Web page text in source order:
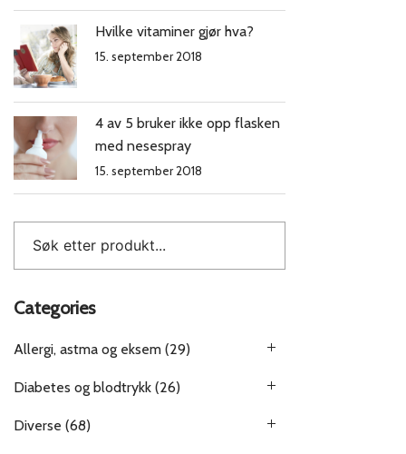
Hvilke vitaminer gjør hva?
15. september 2018
4 av 5 bruker ikke opp flasken
med nesespray
15. september 2018
Categories
Allergi, astma og eksem (29)
Diabetes og blodtrykk (26)
Diverse (68)